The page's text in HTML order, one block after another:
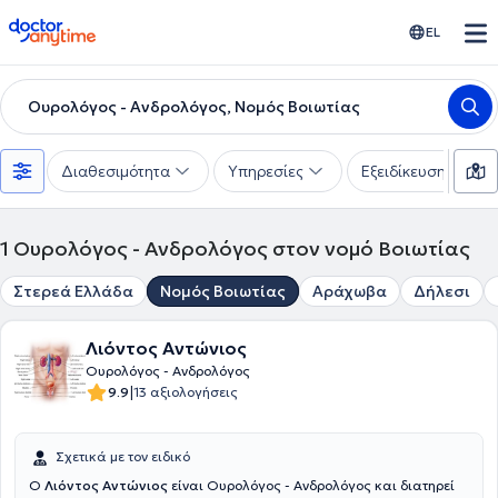
doctoranytime EL
Ουρολόγος - Ανδρολόγος, Νομός Βοιωτίας
Διαθεσιμότητα Υπηρεσίες Εξειδίκευση
1 Ουρολόγος - Ανδρολόγος στον νομό Βοιωτίας
Στερεά Ελλάδα Νομός Βοιωτίας Αράχωβα Δήλεσι
Λιόντος Αντώνιος
Ουρολόγος - Ανδρολόγος
9.9|13 αξιολογήσεις
Σχετικά με τον ειδικό
Ο Λιόντος Αντώνιος είναι Ουρολόγος - Ανδρολόγος και διατηρεί